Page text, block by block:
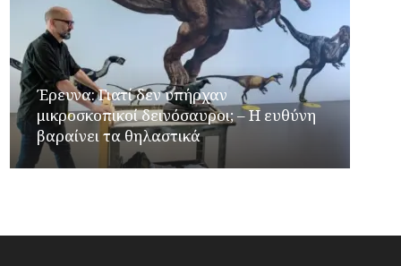
Έρευνα: Γιατί δεν υπήρχαν
μικροσκοπικοί δεινόσαυροι; – Η ευθύνη
βαραίνει τα θηλαστικά